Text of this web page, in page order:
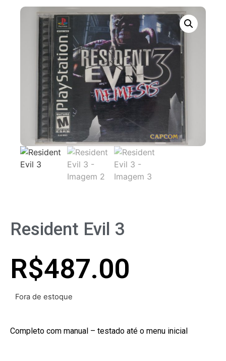
Resident Evil 3
R$487.00
Fora de estoque
Completo com manual – testado até o menu inicial